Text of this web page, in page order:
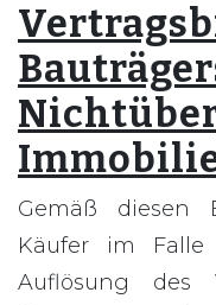
Gemäß diesen
Käufer im Falle
Auflösung des